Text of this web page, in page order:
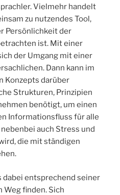
Vielmehr handelt
zu nutzendes Tool,
Persönlichkeit der
ist. Mit einer
der Umgang mit einer
Dann kann im
Konzepts darüber
Strukturen, Prinzipien
benötigt, um einen
Informationsfluss für alle
auch Stress und
die mit ständigen
dabei entsprechend seiner
finden. Sich